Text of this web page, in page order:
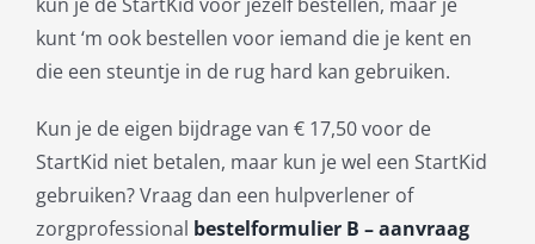
kunt ‘m ook bestellen voor iemand die je kent en
die een steuntje in de rug hard kan gebruiken.
Kun je de eigen bijdrage van € 17,50 voor de
StartKid niet betalen, maar kun je wel een StartKid
gebruiken? Vraag dan een hulpverlener of
zorgprofessional bestelformulier B – aanvraag